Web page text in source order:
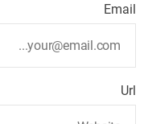
Email
Url